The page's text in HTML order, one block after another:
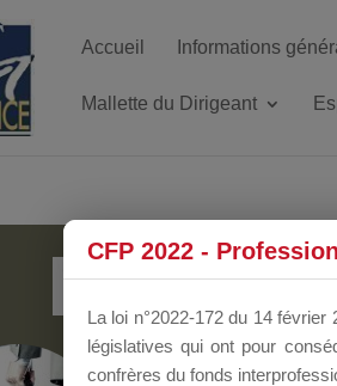
Accueil Informations
Mallette du Dirigeant
Groupe Public il y a un mois
CFP 2022 -
La loi n°2022-172 du 14 février
législatives qui ont pour
confrères du fonds